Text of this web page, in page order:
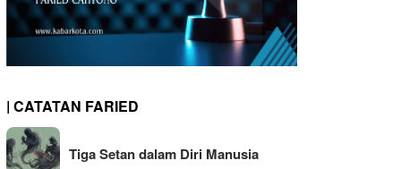
| CATATAN FARIED
Tiga Setan dalam Diri Manusia